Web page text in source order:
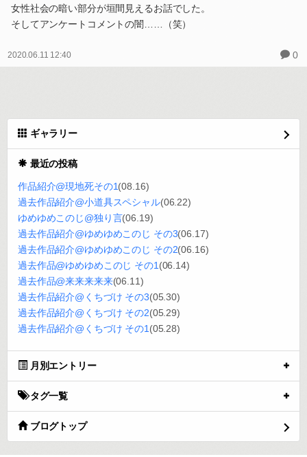
女性社会の暗い部分が垣間見えるお話でした。
そしてアンケートコメントの闇……（笑）
2020.06.11 12:40 0
ギャラリー
最近の投稿
作品紹介@現地死その1(08.16)
過去作品紹介@小道具スペシャル(06.22)
ゆめゆめこのじ@独り言(06.19)
過去作品紹介@ゆめゆめこのじ その3(06.17)
過去作品紹介@ゆめゆめこのじ その2(06.16)
過去作品@ゆめゆめこのじ その1 (06.14)
過去作品@来来来来来(06.11)
過去作品紹介@くちづけ その3(05.30)
過去作品紹介@くちづけ その2(05.29)
過去作品紹介@くちづけ その1 (05.28)
月別エントリー
タグ一覧
ブログトップ